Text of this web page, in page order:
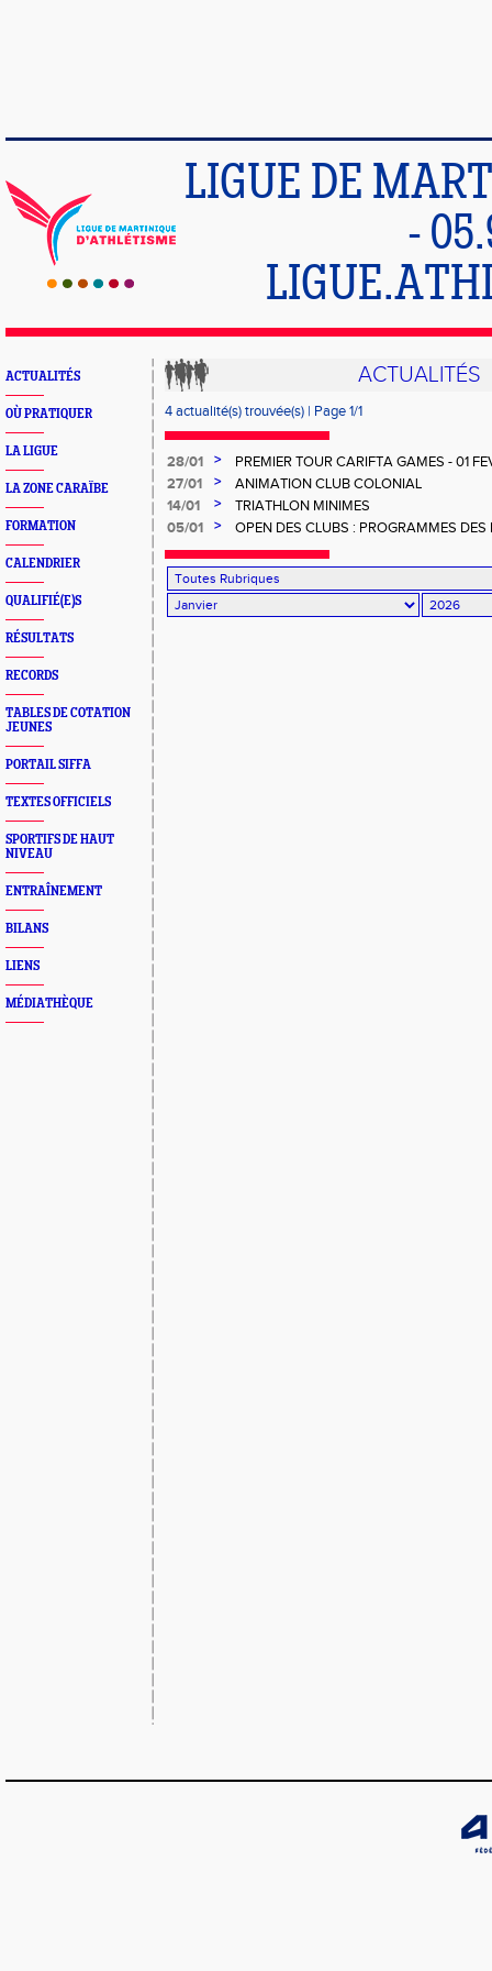
LIGUE DE
-
ACTUALITÉS
OÙ PRATIQUER
LA LIGUE
LA ZONE CARAÏBE
FORMATION
CALENDRIER
QUALIFIÉ(E)S
RÉSULTATS
RECORDS
TABLES DE COTATION
JEUNES
PORTAIL SIFFA
TEXTES OFFICIELS
SPORTIFS DE HAUT
NIVEAU
ENTRAÎNEMENT
BILANS
LIENS
MÉDIATHÈQUE
ACTUALITÉS
4 actualité(s) trouvée(s) | Page 1/1
28/01 >
PREMIER TOUR CARIFTA GAMES - 01
27/01
>
ANIMATION CLUB COLONIAL
14/01
>
TRIATHLON MINIMES
05/01
>
OPEN DES CLUBS : PROGRAMMES